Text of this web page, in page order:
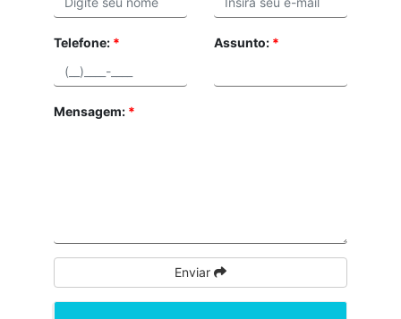
Telefone: * Assunto: *
Mensagem: *
Enviar